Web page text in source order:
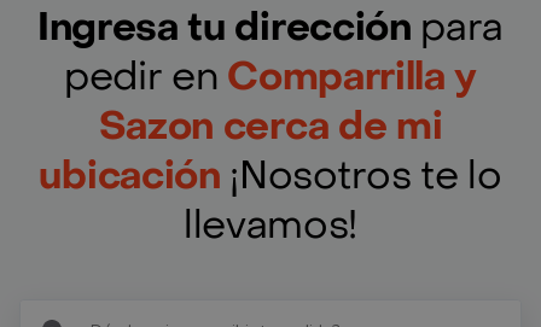
Ingresa tu dirección para
pedir en Comparrilla y
Sazon cerca de mi
ubicación ¡Nosotros te lo
llevamos!